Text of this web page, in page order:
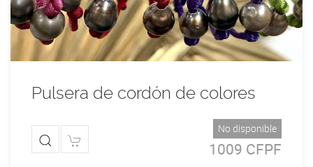
Pulsera de cordón de colores
No disponible
1009 CFPF